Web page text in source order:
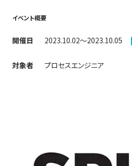
イベント概要
開催日 2023.10.02〜2023.10.05
対象者 プロセスエンジニア